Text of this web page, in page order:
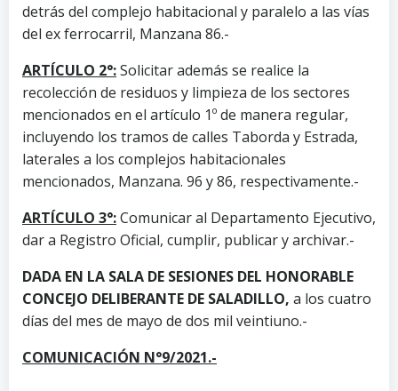
detrás del complejo habitacional y paralelo a las vías
del ex ferrocarril, Manzana 86.-
ARTÍCULO 2°:Solicitar además se realice la
recolección de residuos y limpieza de los sectores
mencionados en el artículo 1º de manera regular,
incluyendo los tramos de calles Taborda y Estrada,
laterales a los complejos habitacionales
mencionados, Manzana. 96 y 86, respectivamente.-
ARTÍCULO 3°:Comunicar al Departamento Ejecutivo,
dar a Registro Oficial, cumplir, publicar y archivar.-
DADA EN LA SALA DE SESIONES DEL HONORABLE
CONCEJO DELIBERANTE DE SALADILLO, a los cuatro
días del mes de mayo de dos mil veintiuno.-
COMUNICACIÓN N°9/2021.-